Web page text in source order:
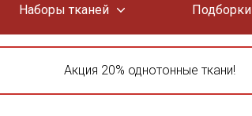
Наборы тканей Подборки
Акция 20% однотонные ткани!